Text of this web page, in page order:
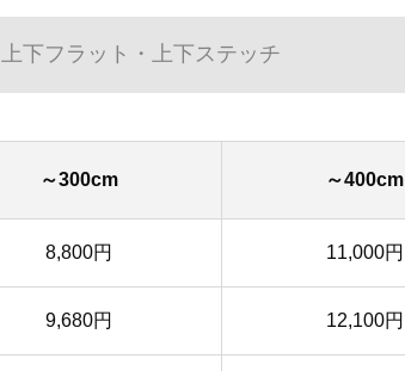
上下フラット・上下ステッチ
～300cm ～400cm
8,800円 11,000円
9,680円 12,100円